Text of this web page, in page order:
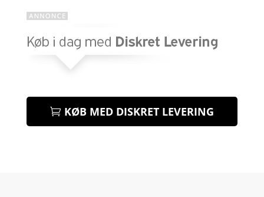
KØB MED DISKRET LEVERING